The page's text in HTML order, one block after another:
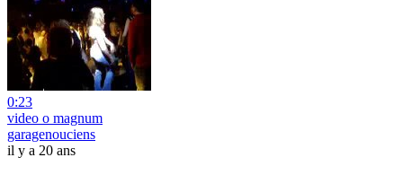
0:23
video o magnum
garagenouciens
il y a 20 ans